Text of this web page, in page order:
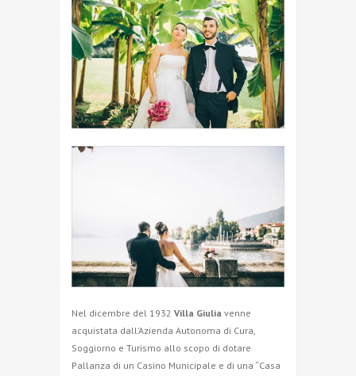
Nel dicembre del 1932 Villa Giulia venne
acquistata dall’Azienda Autonoma di Cura,
Soggiorno e Turismo allo scopo di dotare
Pallanza di un Casino Municipale e di una “Casa